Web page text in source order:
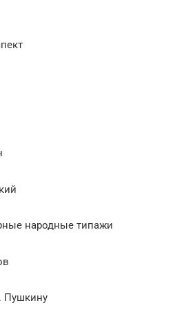
народные типажи
Пушкину